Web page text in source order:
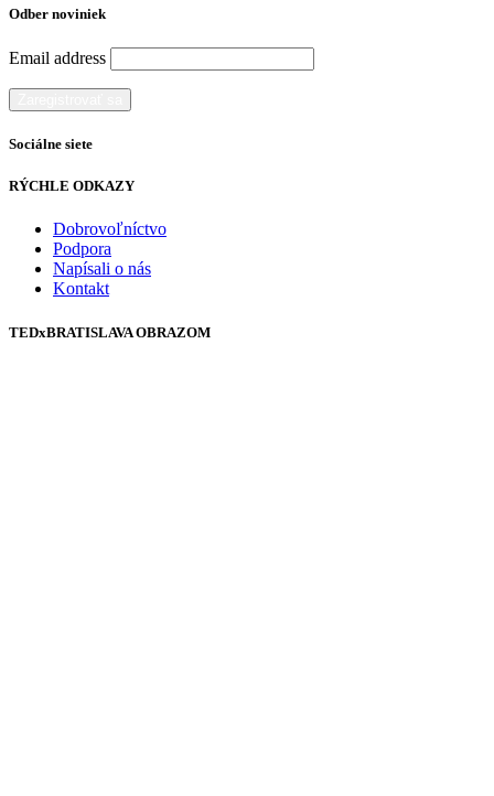
Odber noviniek
Email address
Sociálne siete
RÝCHLE ODKAZY
Dobrovoľníctvo
Podpora
Napísali o nás
Kontakt
TEDxBRATISLAVA OBRAZOM